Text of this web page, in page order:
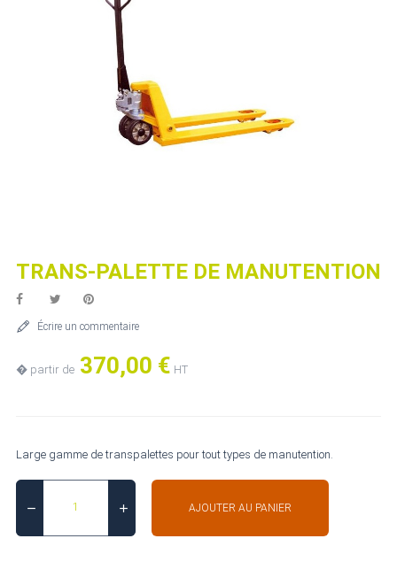
TRANS-PALETTE DE MANUTENTION
Écrire un commentaire
� partir de 370,00 € HT
Large gamme de transpalettes pour tout types de manutention.
AJOUTER AU PANIER